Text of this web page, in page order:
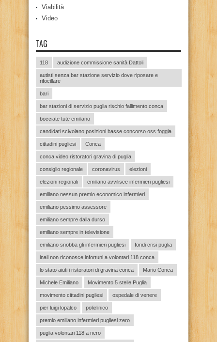
Viabilità
Video
TAG
118 audizione commissione sanità Dattoli
autisti senza bar stazione servizio dove riposare e
rifocillare
bari
bar stazioni di servizio puglia rischio fallimento conca
bocciate tute emiliano
candidati scivolano posizioni basse concorso oss foggia
cittadini pugliesi Conca
conca video ristoratori gravina di puglia
consiglio regionale coronavirus elezioni
elezioni regionali emiliano avvilisce infermieri pugliesi
emiliano nessun premio economico infermieri
emiliano pessimo assessore
emiliano sempre dalla durso
emiliano sempre in televisione
emiliano snobba gli infermieri pugliesi fondi crisi puglia
inail non riconosce infortuni a volontari 118 conca
lo stato aiuti i ristoratori di gravina conca Mario Conca
Michele Emiliano Movimento 5 stelle Puglia
movimento cittadini pugliesi ospedale di venere
pier luigi lopalco policlinico
premio emiliano infermieri pugliesi zero
puglia volontari 118 a nero